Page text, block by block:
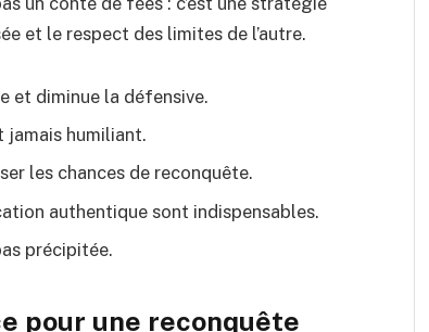
et le respect des limites de l’autre.
et diminue la défensive.
jamais humiliant.
les chances de reconquête.
authentique sont indispensables.
précipitée.
pour une reconquête